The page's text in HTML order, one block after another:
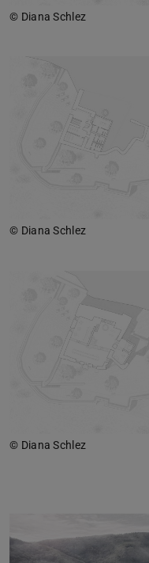
© Diana Schlez
© Diana Schlez
© Diana Schlez